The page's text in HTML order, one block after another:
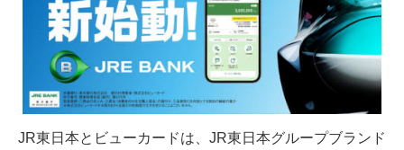
JR東日本とビューカードは、JR東日本グループブランド